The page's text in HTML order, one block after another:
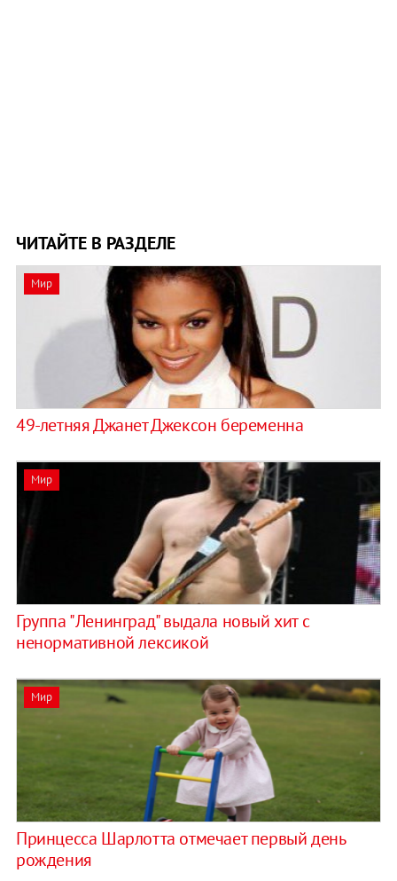
ЧИТАЙТЕ В РАЗДЕЛЕ
Мир
49-летняя Джанет Джексон беременна
Мир
Группа "Ленинград" выдала новый хит с
ненормативной лексикой
Мир
Принцесса Шарлотта отмечает первый день
рождения